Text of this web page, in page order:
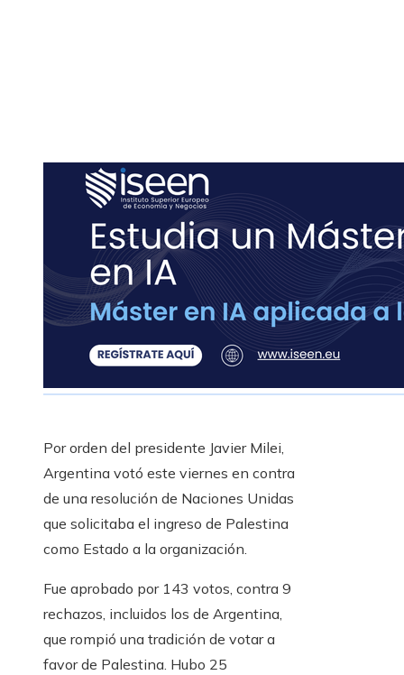
Por orden del presidente Javier Milei,
Argentina votó este viernes en contra
de una resolución de Naciones Unidas
que solicitaba el ingreso de Palestina
como Estado a la organización.
Fue aprobado por 143 votos, contra 9
rechazos, incluidos los de Argentina,
que rompió una tradición de votar a
favor de Palestina. Hubo 25